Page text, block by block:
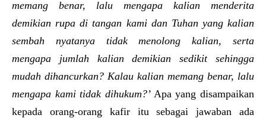
memang benar, lalu mengapa kalian menderita
demikian rupa di tangan kami dan Tuhan yang kalian
sembah nyatanya tidak menolong kalian, serta
mengapa jumlah kalian demikian sedikit sehingga
mudah dihancurkan? Kalau kalian memang benar, lalu
mengapa kami tidak dihukum?’ Apa yang disampaikan
kepada orang-orang kafir itu sebagai jawaban ada